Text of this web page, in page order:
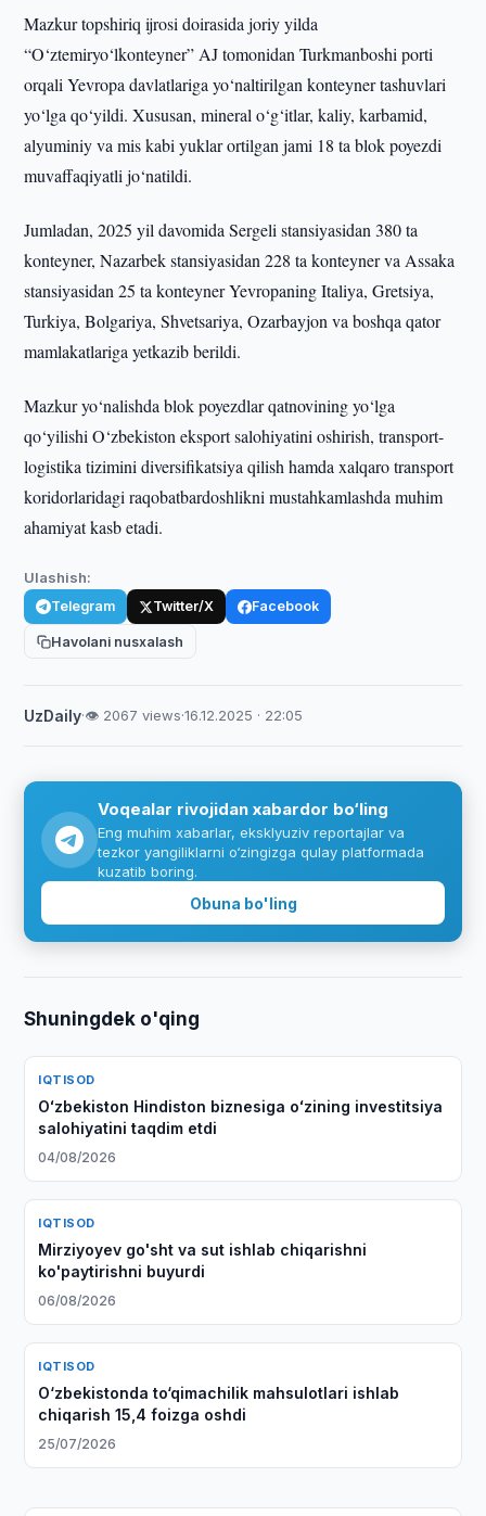
Mazkur topshiriq ijrosi doirasida joriy yilda
“O‘ztemiryo‘lkonteyner” AJ tomonidan Turkmanboshi porti
orqali Yevropa davlatlariga yo‘naltirilgan konteyner tashuvlari
yo‘lga qo‘yildi. Xususan, mineral o‘g‘itlar, kaliy, karbamid,
alyuminiy va mis kabi yuklar ortilgan jami 18 ta blok poyezdi
muvaffaqiyatli jo‘natildi.
Jumladan, 2025 yil davomida Sergeli stansiyasidan 380 ta
konteyner, Nazarbek stansiyasidan 228 ta konteyner va Assaka
stansiyasidan 25 ta konteyner Yevropaning Italiya, Gretsiya,
Turkiya, Bolgariya, Shvetsariya, Ozarbayjon va boshqa qator
mamlakatlariga yetkazib berildi.
Mazkur yo‘nalishda blok poyezdlar qatnovining yo‘lga
qo‘yilishi O‘zbekiston eksport salohiyatini oshirish, transport-
logistika tizimini diversifikatsiya qilish hamda xalqaro transport
koridorlaridagi raqobatbardoshlikni mustahkamlashda muhim
ahamiyat kasb etadi.
Ulashish:
Telegram Twitter/X Facebook
Havolani nusxalash
UzDaily·👁 2067 views·16.12.2025 · 22:05
Voqealar rivojidan xabardor bo‘ling
Eng muhim xabarlar, eksklyuziv reportajlar va
tezkor yangiliklarni o‘zingizga qulay platformada
kuzatib boring.
Obuna bo'ling
Shuningdek o'qing
IQTISOD
Oʻzbekiston Hindiston biznesiga oʻzining investitsiya
salohiyatini taqdim etdi
04/08/2026
IQTISOD
Mirziyoyev go'sht va sut ishlab chiqarishni
ko'paytirishni buyurdi
06/08/2026
IQTISOD
O‘zbekistonda to‘qimachilik mahsulotlari ishlab
chiqarish 15,4 foizga oshdi
25/07/2026